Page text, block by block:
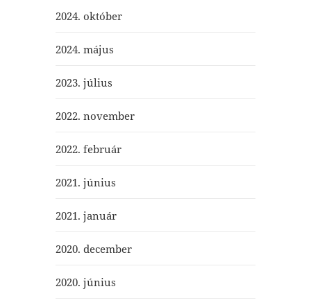
2024. október
2024. május
2023. július
2022. november
2022. február
2021. június
2021. január
2020. december
2020. június